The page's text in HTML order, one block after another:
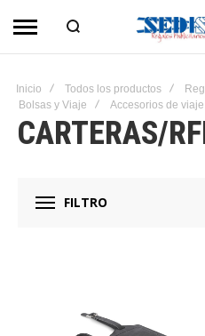
Inicio Todos los productos
Bolsas y Viaje
Accesorios de viaje
CARTERAS/
FILTRO